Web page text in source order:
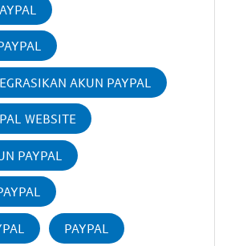
AKUN PAYPAL
WEBSITE
PAYPAL
PAYPAL